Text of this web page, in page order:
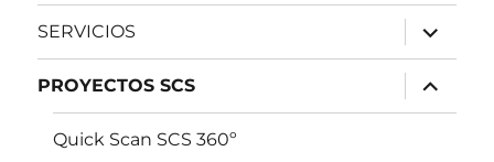
menú
inferior
SERVICIOS
expande
el
menú
inferior
PROYECTOS SCS
expande
el
menú
Quick Scan SCS 360º